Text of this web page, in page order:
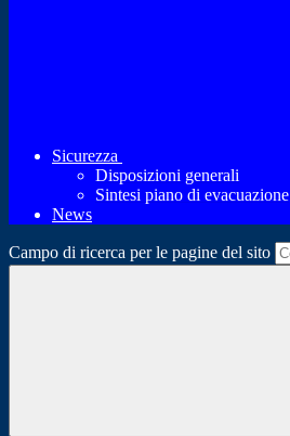
Sicurezza
Disposizioni generali
Sintesi piano di evacuazione
News
Campo di ricerca per le pagine del sito